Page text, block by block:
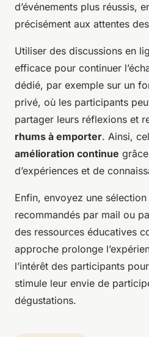
d’événements plus réussis,
précisément aux attentes
Utiliser des discussions en
efficace pour continuer
dédié, par exemple sur un
privé, où les participants
partager leurs réflexions et
rhums à emporter. Ainsi,
amélioration continue
d’expériences et de
Enfin, envoyez une
recommandés par mail ou
des ressources éducatives
approche prolonge
l’intérêt des participants
stimule leur envie de
dégustations.